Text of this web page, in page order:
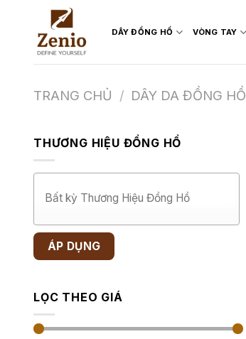
content
DÂY ĐỒNG HỒ VÒNG TAY
TRANG CHỦ / DÂY DA ĐỒNG HỒ
THƯƠNG HIỆU ĐỒNG HỒ
ÁP DỤNG
LỌC THEO GIÁ